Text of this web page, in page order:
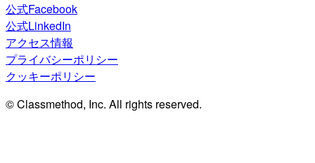
公式Facebook
公式LinkedIn
アクセス情報
プライバシーポリシー
クッキーポリシー
© Classmethod, Inc. All rights reserved.